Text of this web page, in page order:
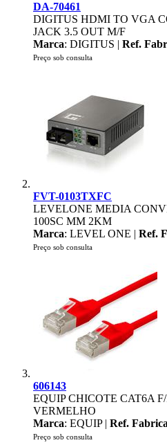
DA-70461
DIGITUS HDMI TO VGA
JACK 3.5 OUT M/F
Marca: DIGITUS | Ref.
Preço sob consulta
FVT-0103TXFC
LEVELONE MEDIA
100SC MM 2KM
Marca: LEVEL ONE | Ref.
Preço sob consulta
606143
EQUIP CHICOTE CAT6A
VERMELHO
Marca: EQUIP | Ref.
Preço sob consulta